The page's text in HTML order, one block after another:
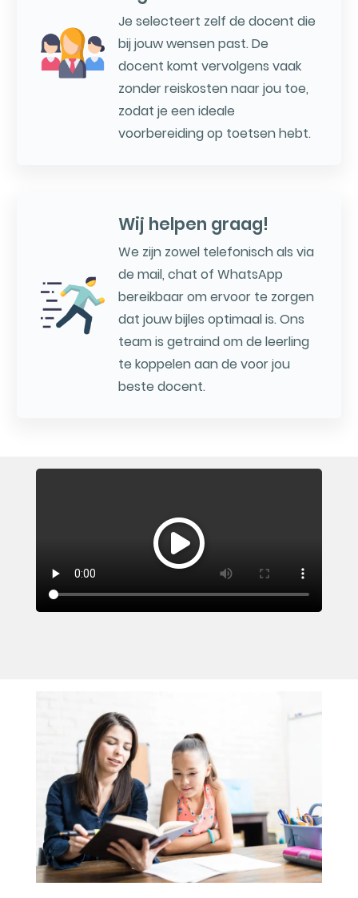
Je selecteert zelf de docent die
bij jouw wensen past. De
docent komt vervolgens vaak
zonder reiskosten naar jou toe,
zodat je een ideale
voorbereiding op toetsen hebt.
Wij helpen graag!
We zijn zowel telefonisch als via
de mail, chat of WhatsApp
bereikbaar om ervoor te zorgen
dat jouw bijles optimaal is. Ons
team is getraind om de leerling
te koppelen aan de voor jou
beste docent.